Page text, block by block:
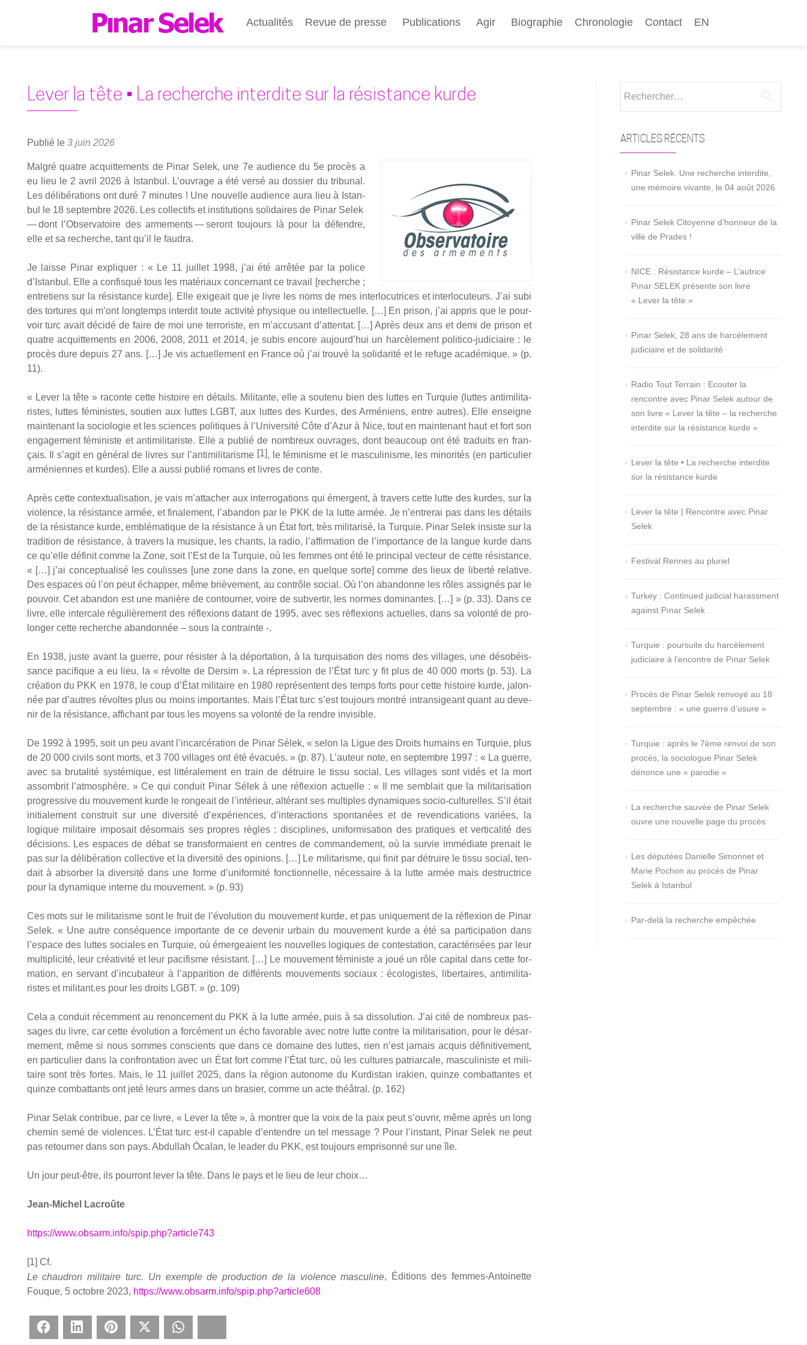
au
Actualités Revue de presse Publications Agir Biographie Chronologie Contact EN
Lever la tête • La recherche interdite sur la résistance kurde
Publié le 3 juin 2026
Mal­gré quatre acquit­te­ments de Pinar Selek, une 7e audience du 5e pro­cès a
eu lieu le 2 avril 2026 à Istan­bul. L’ouvrage a été ver­sé au dos­sier du tri­bu­nal.
Les déli­bé­ra­tions ont duré 7 minutes ! Une nou­velle audience aura lieu à Istan­
bul le 18 sep­tembre 2026. Les col­lec­tifs et ins­ti­tu­tions soli­daires de Pinar Selek
— dont l’Observatoire des arme­ments — seront tou­jours là pour la défendre,
elle et sa recherche, tant qu’il le fau­dra.
Je laisse Pinar expli­quer : « Le 11 juillet 1998, j’ai été arrê­tée par la police
d’Istanbul. Elle a confis­qué tous les maté­riaux concer­nant ce tra­vail [recherche ;
entre­tiens sur la résis­tance kurde]. Elle exi­geait que je livre les noms de mes inter­lo­cu­trices et inter­lo­cu­teurs. J’ai subi
des tor­tures qui m’ont long­temps inter­dit toute acti­vi­té phy­sique ou intel­lec­tuelle. […] En pri­son, j’ai appris que le pour­
voir turc avait déci­dé de faire de moi une ter­ro­riste, en m’accusant d’attentat. […] Après deux ans et demi de pri­son et
quatre acquit­te­ments en 2006, 2008, 2011 et 2014, je subis encore aujourd’hui un har­cè­le­ment poli­ti­co-judi­ciaire : le
pro­cès dure depuis 27 ans. […] Je vis actuel­le­ment en France où j’ai trou­vé la soli­da­ri­té et le refuge aca­dé­mique. » (p.
11).
« Lever la tête » raconte cette his­toire en détails. Mili­tante, elle a sou­te­nu bien des luttes en Tur­quie (luttes anti­mi­li­ta­
ristes, luttes fémi­nistes, sou­tien aux luttes LGBT, aux luttes des Kurdes, des Armé­niens, entre autres). Elle enseigne
main­te­nant la socio­lo­gie et les sciences poli­tiques à l’Université Côte d’Azur à Nice, tout en main­te­nant haut et fort son
enga­ge­ment fémi­niste et anti­mi­li­ta­riste. Elle a publié de nom­breux ouvrages, dont beau­coup ont été tra­duits en fran­
çais. Il s’agit en géné­ral de livres sur l’antimilitarisme [1], le fémi­nisme et le mas­cu­li­nisme, les mino­ri­tés (en par­ti­cu­lier
armé­niennes et kurdes). Elle a aus­si publié romans et livres de conte.
Après cette contex­tua­li­sa­tion, je vais m’attacher aux inter­ro­ga­tions qui émergent, à tra­vers cette lutte des kurdes, sur la
vio­lence, la résis­tance armée, et fina­le­ment, l’abandon par le PKK de la lutte armée. Je n’entrerai pas dans les détails
de la résis­tance kurde, emblé­ma­tique de la résis­tance à un État fort, très mili­ta­ri­sé, la Tur­quie. Pinar Selek insiste sur la
tra­di­tion de résis­tance, à tra­vers la musique, les chants, la radio, l’affirmation de l’importance de la langue kurde dans
ce qu’elle défi­nit comme la Zone, soit l’Est de la Tur­quie, où les femmes ont été le prin­ci­pal vec­teur de cette résis­tance.
« […] j’ai concep­tua­li­sé les cou­lisses [une zone dans la zone, en quelque sorte] comme des lieux de liber­té rela­tive.
Des espaces où l’on peut échap­per, même briè­ve­ment, au contrôle social. Où l’on aban­donne les rôles assi­gnés par le
pou­voir. Cet aban­don est une manière de contour­ner, voire de sub­ver­tir, les normes domi­nantes. […] » (p. 33). Dans ce
livre, elle inter­cale régu­liè­re­ment des réflexions datant de 1995, avec ses réflexions actuelles, dans sa volon­té de pro­
lon­ger cette recherche aban­don­née – sous la contrainte -.
En 1938, juste avant la guerre, pour résis­ter à la dépor­ta­tion, à la tur­qui­sa­tion des noms des vil­lages, une déso­béis­
sance paci­fique a eu lieu, la « révolte de Der­sim ». La répres­sion de l’État turc y fit plus de 40 000 morts (p. 53). La
créa­tion du PKK en 1978, le coup d’État mili­taire en 1980 repré­sentent des temps forts pour cette his­toire kurde, jalon­
née par d’autres révoltes plus ou moins impor­tantes. Mais l’État turc s’est tou­jours mon­tré intran­si­geant quant au deve­
nir de la résis­tance, affi­chant par tous les moyens sa volon­té de la rendre invi­sible.
De 1992 à 1995, soit un peu avant l’incarcération de Pinar Sélek, « selon la Ligue des Droits humains en Tur­quie, plus
de 20 000 civils sont morts, et 3 700 vil­lages ont été éva­cués. » (p. 87). L’auteur note, en sep­tembre 1997 : « La guerre,
avec sa bru­ta­li­té sys­té­mique, est lit­té­ra­le­ment en train de détruire le tis­su social. Les vil­lages sont vidés et la mort
assom­brit l’atmosphère. » Ce qui conduit Pinar Sélek à une réflexion actuelle : « Il me sem­blait que la mili­ta­ri­sa­tion
pro­gres­sive du mou­ve­ment kurde le ron­geait de l’intérieur, alté­rant ses mul­tiples dyna­miques socio-cultu­relles. S’il était
ini­tia­le­ment construit sur une diver­si­té d’expériences, d’interactions spon­ta­nées et de reven­di­ca­tions variées, la
logique mili­taire impo­sait désor­mais ses propres règles : dis­ci­plines, uni­for­mi­sa­tion des pra­tiques et ver­ti­ca­li­té des
déci­sions. Les espaces de débat se trans­for­maient en centres de com­man­de­ment, où la sur­vie immé­diate pre­nait le
pas sur la déli­bé­ra­tion col­lec­tive et la diver­si­té des opi­nions. […] Le mili­ta­risme, qui finit par détruire le tis­su social, ten­
dait à absor­ber la diver­si­té dans une forme d’uniformité fonc­tion­nelle, néces­saire à la lutte armée mais des­truc­trice
pour la dyna­mique interne du mou­ve­ment. » (p. 93)
Ces mots sur le mili­ta­risme sont le fruit de l’évolution du mou­ve­ment kurde, et pas uni­que­ment de la réflexion de Pinar
Selek. « Une autre consé­quence impor­tante de ce deve­nir urbain du mou­ve­ment kurde a été sa par­ti­ci­pa­tion dans
l’espace des luttes sociales en Tur­quie, où émer­geaient les nou­velles logiques de contes­ta­tion, carac­té­ri­sées par leur
mul­ti­pli­ci­té, leur créa­ti­vi­té et leur paci­fisme résis­tant. […] Le mou­ve­ment fémi­niste a joué un rôle capi­tal dans cette for­
ma­tion, en ser­vant d’incubateur à l’apparition de dif­fé­rents mou­ve­ments sociaux : éco­lo­gistes, liber­taires, anti­mi­li­ta­
ristes et militant.es pour les droits LGBT. » (p. 109)
Cela a conduit récem­ment au renon­ce­ment du PKK à la lutte armée, puis à sa dis­so­lu­tion. J’ai cité de nom­breux pas­
sages du livre, car cette évo­lu­tion a for­cé­ment un écho favo­rable avec notre lutte contre la mili­ta­ri­sa­tion, pour le désar­
me­ment, même si nous sommes conscients que dans ce domaine des luttes, rien n’est jamais acquis défi­ni­ti­ve­ment,
en par­ti­cu­lier dans la confron­ta­tion avec un État fort comme l’État turc, où les cultures patriar­cale, mas­cu­li­niste et mili­
taire sont très fortes. Mais, le 11 juillet 2025, dans la région auto­nome du Kur­dis­tan ira­kien, quinze com­bat­tantes et
quinze com­bat­tants ont jeté leurs armes dans un bra­sier, comme un acte théâ­tral. (p. 162)
Pinar Selak contri­bue, par ce livre, « Lever la tête », à mon­trer que la voix de la paix peut s’ouvrir, même après un long
che­min semé de vio­lences. L’État turc est-il capable d’entendre un tel mes­sage ? Pour l’instant, Pinar Selek ne peut
pas retour­ner dans son pays. Abdul­lah Öca­lan, le lea­der du PKK, est tou­jours empri­son­né sur une île.
Un jour peut-être, ils pour­ront lever la tête. Dans le pays et le lieu de leur choix…
Jean-Michel Lacroûte
https://www.obsarm.info/spip.php?article743
[1] Cf.
Le chau­dron mili­taire turc. Un exemple de pro­duc­tion de la vio­lence mas­cu­line, Édi­tions des femmes-Antoi­nette
Fouque, 5 octobre 2023, https://www.obsarm.info/spip.php?article608
Face­bookLin­ke­dIn Pin­te­rest Twit­ter
ARTICLES RÉCENTS
Pinar Selek. Une recherche interdite,
une mémoire vivante, le 04 août 2026
Pinar Selek Citoyenne d’honneur de la
ville de Prades !
NICE : Résistance kurde – L’autrice
Pınar SELEK présente son livre
« Lever la tête »
Pınar Selek, 28 ans de harcèlement
judiciaire et de solidarité
Radio Tout Terrain : Ecouter la
rencontre avec Pinar Selek autour de
son livre « Lever la tête – la recherche
interdite sur la résistance kurde »
Lever la tête • La recherche interdite
sur la résistance kurde
Lever la tête | Rencontre avec Pinar
Selek
Festival Rennes au pluriel
Turkey : Continued judicial harassment
against Pınar Selek
Turquie : poursuite du harcèlement
judiciaire à l’encontre de Pınar Selek
Procès de Pinar Selek renvoyé au 18
septembre : « une guerre d’usure »
Turquie : après le 7ème renvoi de son
procès, la sociologue Pinar Selek
dénonce une « parodie »
La recherche sauvée de Pinar Selek
ouvre une nouvelle page du procès
Les députées Danielle Simonnet et
Marie Pochon au procès de Pinar
Selek à Istanbul
Par-delà la recherche empêchée